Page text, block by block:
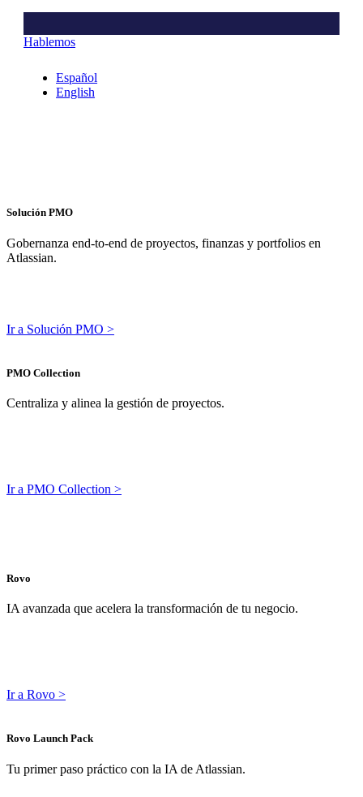
Hablemos
Español
English
Solución PMO
Gobernanza end-to-end de proyectos, finanzas y portfolios en
Atlassian.
Ir a Solución PMO >
PMO Collection
Centraliza y alinea la gestión de proyectos.
Ir a PMO Collection >
Rovo
IA avanzada que acelera la transformación de tu negocio.
Ir a Rovo >
Rovo Launch Pack
Tu primer paso práctico con la IA de Atlassian.